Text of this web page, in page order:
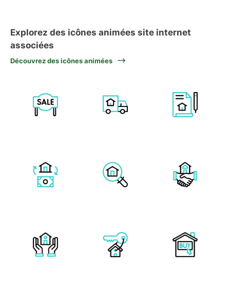
Explorez des icônes animées site internet
associées
Découvrez des icônes animées